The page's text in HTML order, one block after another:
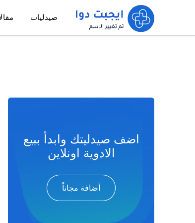
صيدليات
اضف صيدليتك وابدأ ببيع
الادوية اونلاين
أضافة مجاناً